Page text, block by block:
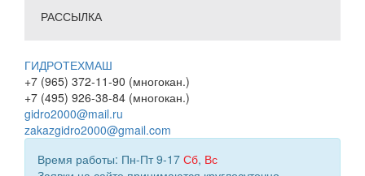
РАССЫЛКА
ГИДРОТЕХМАШ
+7 (965) 372-11-90 (многокан.)
+7 (495) 926-38-84 (многокан.)
gidro2000@mail.ru
zakazgidro2000@gmail.com
Время работы: Пн-Пт 9-17 Сб, Вс